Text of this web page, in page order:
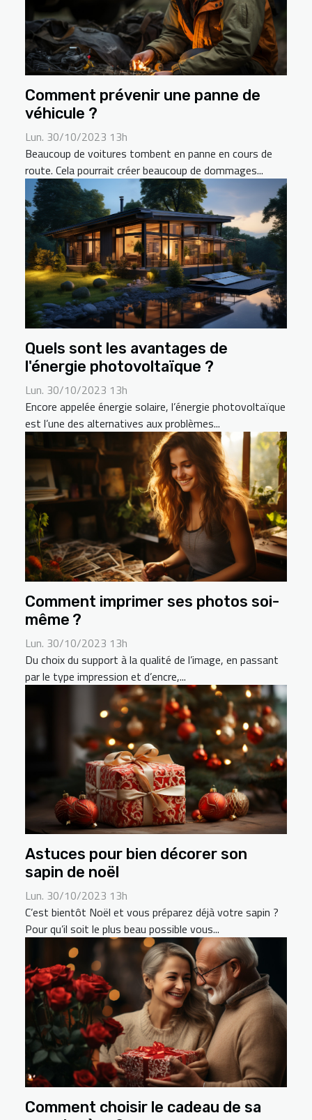
Comment prévenir une panne de
véhicule ?
Lun. 30/10/2023 13h
Beaucoup de voitures tombent en panne en cours de
route. Cela pourrait créer beaucoup de dommages...
Quels sont les avantages de
l'énergie photovoltaïque ?
Lun. 30/10/2023 13h
Encore appelée énergie solaire, l’énergie photovoltaïque
est l’une des alternatives aux problèmes...
Comment imprimer ses photos soi-
même ?
Lun. 30/10/2023 13h
Du choix du support à la qualité de l’image, en passant
par le type impression et d’encre,...
Astuces pour bien décorer son
sapin de noël
Lun. 30/10/2023 13h
C’est bientôt Noël et vous préparez déjà votre sapin ?
Pour qu’il soit le plus beau possible vous...
Comment choisir le cadeau de sa